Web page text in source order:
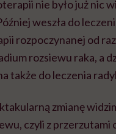
nie było już nic
weszła do
rozpoczynanej od
rozsiewu raka, a
także do leczenia
zmianę
czyli z przerzutami